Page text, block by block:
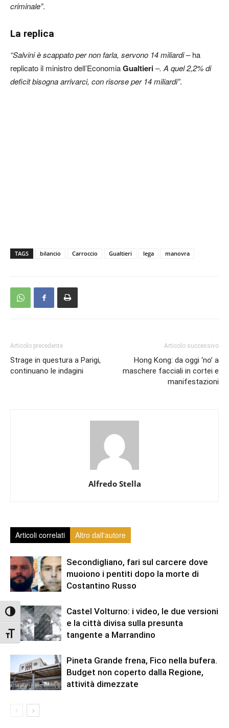
Attiva/disattiva alto contrasto
Attiva/disattiva dimensione testo
criminale”.
La replica
“Salvini è scappato per non farla, servono 14 miliardi– ha
replicato il ministro dell’EconomiaGualtieri–. A quel 2,2% di
deficit bisogna arrivarci, con risorse per 14 miliardi”.
TAGS bilancio Carroccio Gualtieri lega manovra
Articolo precedente
Strage in questura a Parigi,
continuano le indagini
Articolo successivo
Hong Kong: da oggi ‘no’ a
maschere facciali in cortei e
manifestazioni
Alfredo Stella
Articoli correlati Altro dall'autore
Secondigliano, fari sul carcere dove
muoiono i pentiti dopo la morte di
Costantino Russo
Castel Volturno: i video, le due versioni
e la città divisa sulla presunta
tangente a Marrandino
Pineta Grande frena, Fico nella bufera.
Budget non coperto dalla Regione,
attività dimezzate